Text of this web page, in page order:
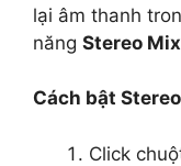
lại âm thanh
năng Stereo Mix
Cách bật
Click